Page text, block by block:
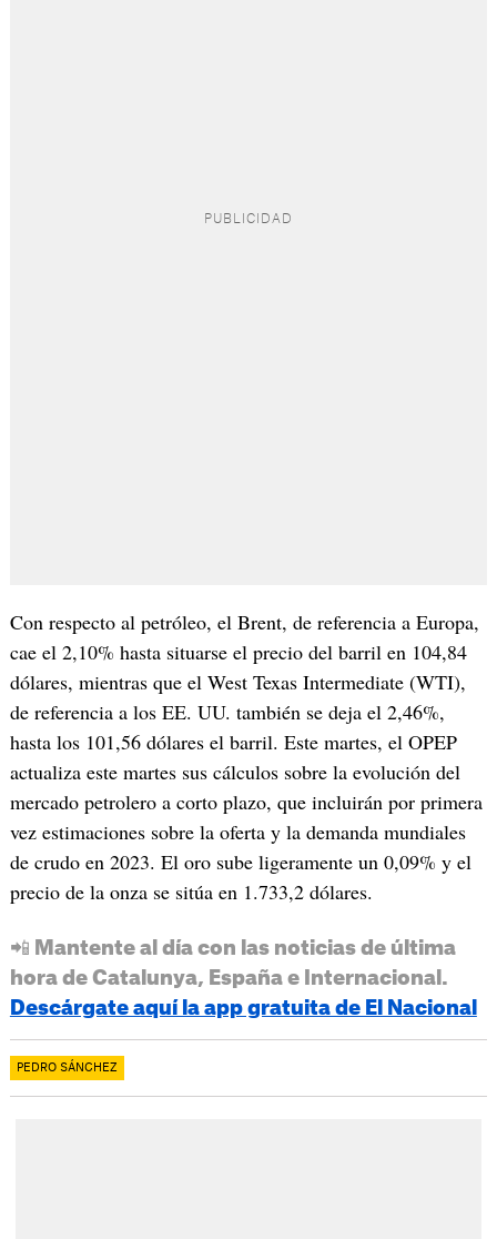
Con respecto al petróleo, el Brent, de referencia a Europa,
cae el 2,10% hasta situarse el precio del barril en 104,84
dólares, mientras que el West Texas Intermediate (WTI),
de referencia a los EE. UU. también se deja el 2,46%,
hasta los 101,56 dólares el barril. Este martes, el OPEP
actualiza este martes sus cálculos sobre la evolución del
mercado petrolero a corto plazo, que incluirán por primera
vez estimaciones sobre la oferta y la demanda mundiales
de crudo en 2023. El oro sube ligeramente un 0,09% y el
precio de la onza se sitúa en 1.733,2 dólares.
📲 Mantente al día con las noticias de última
hora de Catalunya, España e Internacional.
Descárgate aquí la app gratuita de El Nacional
PEDRO SÁNCHEZ